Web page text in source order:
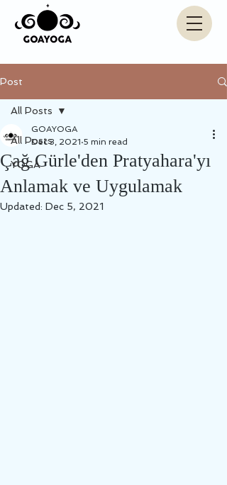
Post
All Posts
YOGA
All Posts
Çağ Gürle'den Pratyahara'yı
Anlamak ve Uygulamak
GOAYOGA
Dec 3, 2021 5 min read
Updated: Dec 5, 2021